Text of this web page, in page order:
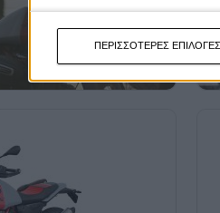
ΠΕΡΙΣΣΟΤΕΡΕΣ ΕΠΙΛΟΓΕΣ